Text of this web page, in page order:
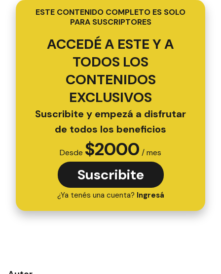
ESTE CONTENIDO COMPLETO ES SOLO
PARA SUSCRIPTORES
ACCEDÉ A ESTE Y A
TODOS LOS
CONTENIDOS
EXCLUSIVOS
Suscribite y empezá a disfrutar
de todos los beneficios
Desde $2000 / mes
Suscribite
¿Ya tenés una cuenta? Ingresá